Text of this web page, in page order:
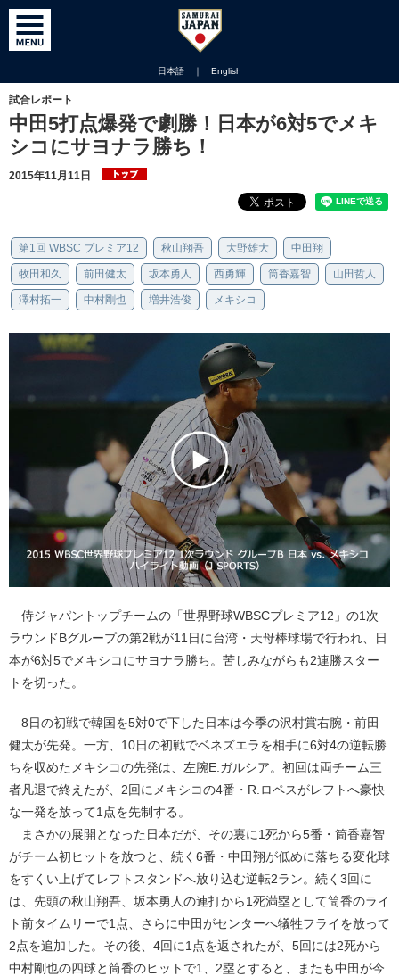
日本語 ｜ English
試合レポート
中田5打点爆発で劇勝！日本が6対5でメキ
シコにサヨナラ勝ち！
2015年11月11日
第1回 WBSC プレミア12 秋山翔吾 大野雄大 中田翔
牧田和久 前田健太 坂本勇人 西勇輝 筒香嘉智 山田哲人
澤村拓一 中村剛也 増井浩俊 メキシコ
侍ジャパントップチームの「世界野球WBSCプレミア12」の1次
ラウンドBグループの第2戦が11日に台湾・天母棒球場で行われ、日
本が6対5でメキシコにサヨナラ勝ち。苦しみながらも2連勝スター
トを切った。
8日の初戦で韓国を5対0で下した日本は今季の沢村賞右腕・前田
健太が先発。一方、10日の初戦でベネズエラを相手に6対4の逆転勝
ちを収めたメキシコの先発は、左腕E.ガルシア。初回は両チーム三
者凡退で終えたが、2回にメキシコの4番・R.ロペスがレフトへ豪快
な一発を放って1点を先制する。
まさかの展開となった日本だが、その裏に1死から5番・筒香嘉智
がチーム初ヒットを放つと、続く6番・中田翔が低めに落ちる変化球
をすくい上げてレフトスタンドへ放り込む逆転2ラン。続く3回に
は、先頭の秋山翔吾、坂本勇人の連打から1死満塁として筒香のライ
ト前タイムリーで1点、さらに中田がセンターへ犠牲フライを放って
2点を追加した。その後、4回に1点を返されたが、5回には2死から
中村剛也の四球と筒香のヒットで1、2塁とすると、またも中田が今